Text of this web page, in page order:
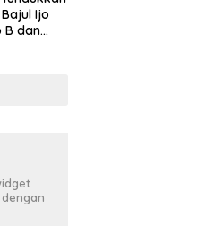
Bajul Ijo
B dan